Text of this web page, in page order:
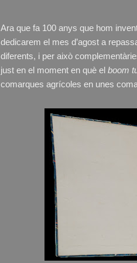
Ara que fa 100 anys que hom
dedicarem el mes d’agost a
diferents, i per això
just en el moment en què el boom
comarques agrícoles en unes